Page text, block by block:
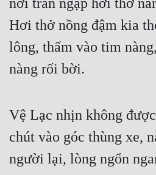
Đẹp
Đẹp Hiệp
Sát Phạt Quyết Đoán
nơi tràn ngập hơi thở
Hơi thở nồng đậm kia
lông, thấm vào tim
nàng rối bời.
Vệ Lạc nhịn không
chút vào góc thùng xe,
người lại, lòng ngổn